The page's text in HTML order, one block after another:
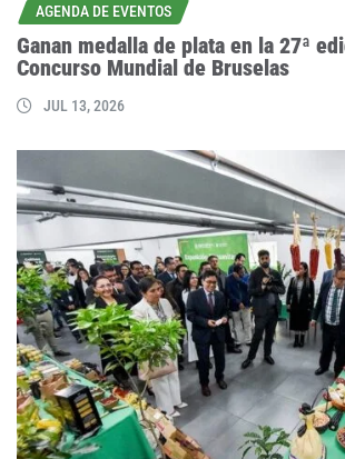
AGENDA DE EVENTOS
Ganan medalla de plata en la 27ª
Concurso Mundial de Bruselas
JUL 13, 2026